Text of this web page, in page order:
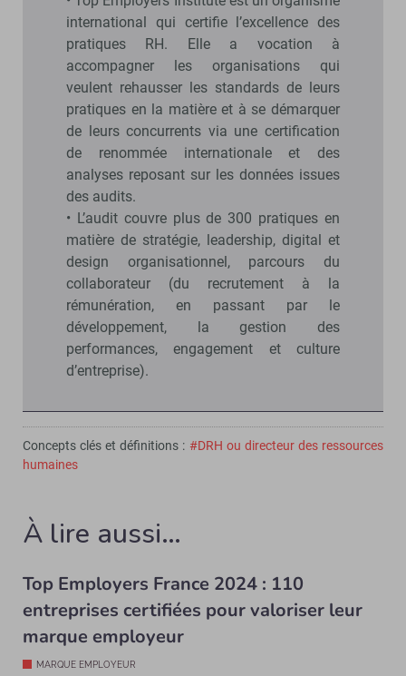
international qui certifie l’excellence des
pratiques RH. Elle a vocation à
accompagner les organisations qui
veulent rehausser les standards de leurs
pratiques en la matière et à se démarquer
de leurs concurrents via une certification
de renommée internationale et des
analyses reposant sur les données issues
des audits.
• L’audit couvre plus de 300 pratiques en
matière de stratégie, leadership, digital et
design organisationnel, parcours du
collaborateur (du recrutement à la
rémunération, en passant par le
développement, la gestion des
performances, engagement et culture
d’entreprise).
Concepts clés et définitions : #DRH ou directeur des ressources
humaines
À lire aussi…
Top Employers France 2024 : 110
entreprises certifiées pour valoriser leur
marque employeur
MARQUE EMPLOYEUR